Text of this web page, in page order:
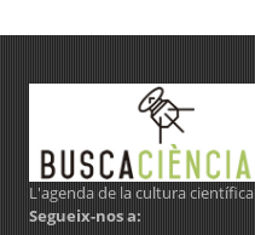
L'agenda de la cultura científica
Segueix-nos a: